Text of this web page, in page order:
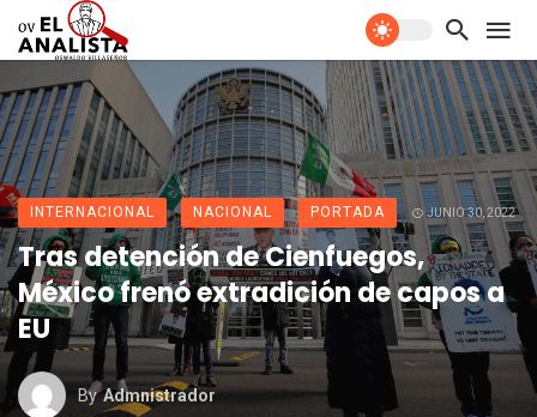
INTERNACIONAL NACIONAL PORTADA JUNIO 30, 2022
Tras detención de Cienfuegos,
México frenó extradición de capos a
EU
By Admnistrador